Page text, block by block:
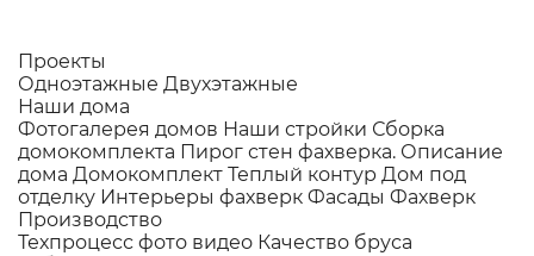
Проекты
Одноэтажные Двухэтажные
Наши дома
Фотогалерея домов Наши стройки Сборка
домокомплекта Пирог стен фахверка. Описание
дома Домокомплект Теплый контур Дом под
отделку Интерьеры фахверк Фасады Фахверк
Производство
Техпроцесс фото видео Качество бруса